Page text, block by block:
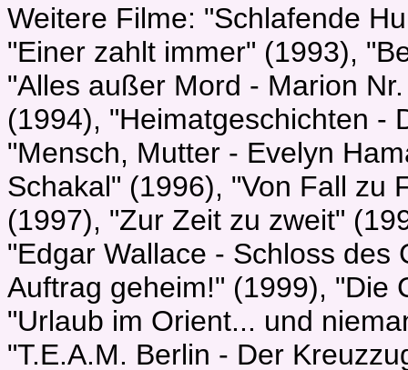
Weitere Filme: "Schlafende
"Einer zahlt immer" (1993),
"Alles außer Mord - Marion
(1994), "Heimatgeschichten -
"Mensch, Mutter - Evelyn
Schakal" (1996), "Von Fall zu
(1997), "Zur Zeit zu zweit"
"Edgar Wallace - Schloss des
Auftrag geheim!" (1999), "Die
"Urlaub im Orient... und
"T.E.A.M. Berlin - Der